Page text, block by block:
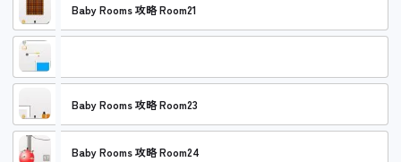
Baby Rooms 攻略 Room21
Baby Rooms 攻略 Room23
Baby Rooms 攻略 Room24